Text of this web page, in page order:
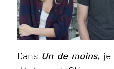
Dans Un de moins, je